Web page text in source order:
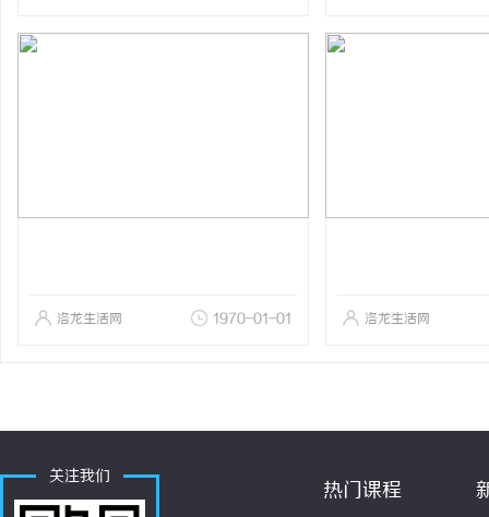
洛龙生活网 1970-01-01 洛龙生活网
关注我们
热门课程